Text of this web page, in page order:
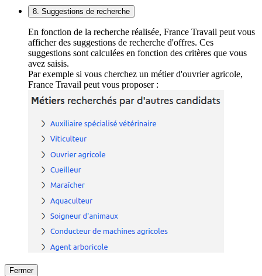
8. Suggestions de recherche
En fonction de la recherche réalisée, France Travail peut vous
afficher des suggestions de recherche d'offres. Ces
suggestions sont calculées en fonction des critères que vous
avez saisis.
Par exemple si vous cherchez un métier d'ouvrier agricole,
France Travail peut vous proposer :
Fermer